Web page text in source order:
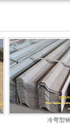
冷弯型钢